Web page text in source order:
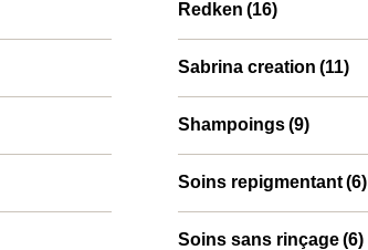
⁠⁠Redken (16)
Sabrina creation (11)
Shampoings(9)
Soins repigmentant(6)
Soins sans rinçage(6)